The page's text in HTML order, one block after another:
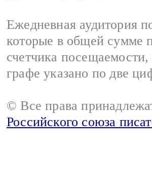
Ежедневная аудитория
которые в общей сумме
счетчика
графе указано по две
© Все права
Российского союза